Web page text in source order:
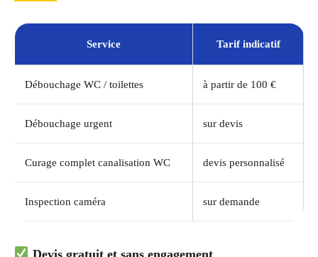
Service Tarif indicatif
Débouchage WC / toilettes à partir de 100 €
Débouchage urgent sur devis
Curage complet canalisation WC devis personnalisé
Inspection caméra sur demande
Devis gratuit et sans engagement